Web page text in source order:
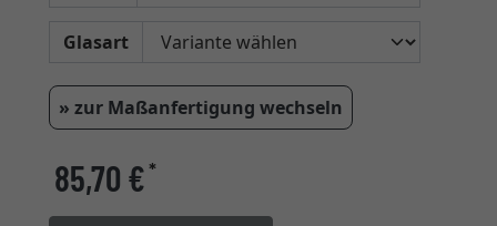
Glasart
» zur Maßanfertigung wechseln
85,70 €*